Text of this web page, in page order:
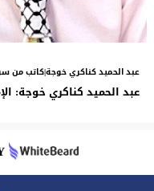
عبد الحميد كناكري خوجة|كاتب من
عبد الحميد كناكري خوجة: